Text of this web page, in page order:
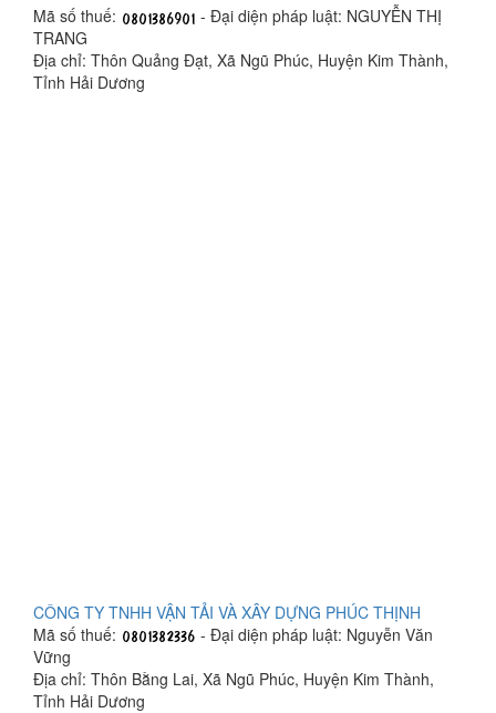
Mã số thuế:
- Đại diện pháp luật: NGUYỄN THỊ
TRANG
Địa chỉ: Thôn Quảng Đạt, Xã Ngũ Phúc, Huyện Kim Thành,
Tỉnh Hải Dương
CÔNG TY TNHH VẬN TẢI VÀ XÂY DỰNG PHÚC THỊNH
Mã số thuế:
- Đại diện pháp luật: Nguyễn Văn
Vững
Địa chỉ: Thôn Bằng Lai, Xã Ngũ Phúc, Huyện Kim Thành,
Tỉnh Hải Dương